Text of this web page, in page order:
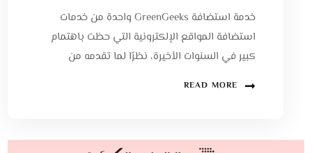
خدمة استضافة GreenGeeks واحدة من خدمات
استضافة المواقع الإلكترونية التي حظت باهتمام
كبير في السنوات الأخيرة، نظرًا لما تقدمه من
READ MORE